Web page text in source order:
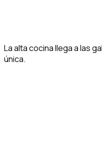
La alta cocina llega a las
única.